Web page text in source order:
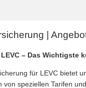
|
– Das Wichtigste
für LEVC bietet
von speziellen Tarifen